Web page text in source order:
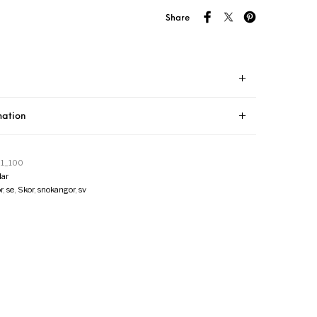
Share
, se, Skor, snokangor, sv